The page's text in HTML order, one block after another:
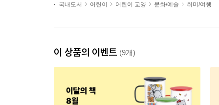
국내도서
어린이 어린이 교양 문화/예술 취미/여행
이 상품의 이벤트 (9개)